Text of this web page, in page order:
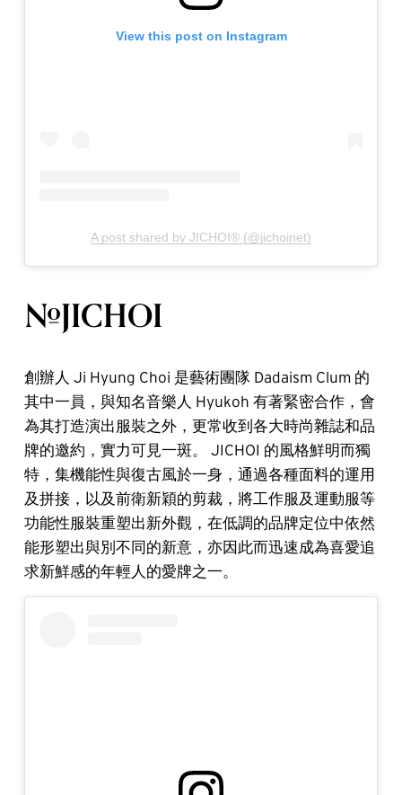
View this post on Instagram
A post shared by JICHOI® (@jichoinet)
#JICHOI
創辦人 Ji Hyung Choi 是藝術團隊 Dadaism Clum 的
其中一員，與知名音樂人 Hyukoh 有著緊密合作，會
為其打造演出服裝之外，更常收到各大時尚雜誌和品
牌的邀約，實力可見一斑。 JICHOI 的風格鮮明而獨
特，集機能性與復古風於一身，通過各種面料的運用
及拼接，以及前衛新穎的剪裁，將工作服及運動服等
功能性服裝重塑出新外觀，在低調的品牌定位中依然
能形塑出與別不同的新意，亦因此而迅速成為喜愛追
求新鮮感的年輕人的愛牌之一。